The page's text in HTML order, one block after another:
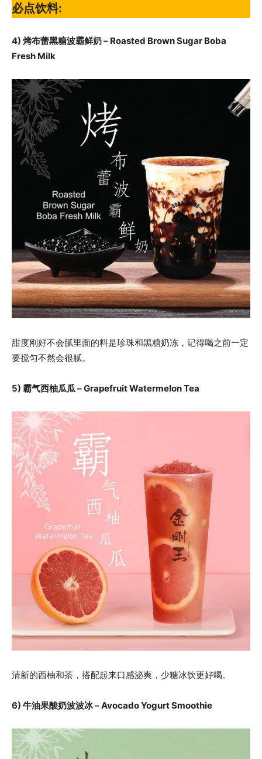
必点饮料:
4) 烤布蕾黑糖波霸鲜奶 – Roasted Brown Sugar Boba
Fresh Milk
甜度刚好不会腻里面的料是珍珠和黑糖奶冻，记得喝之前一定
要搅匀不然会很腻。
5) 霸气西柚瓜瓜 – Grapefruit Watermelon Tea
清新的西柚和茶，搭配起来口感泌爽，少糖冰饮更好喝。
6) 牛油果酸奶波波冰 – Avocado Yogurt Smoothie